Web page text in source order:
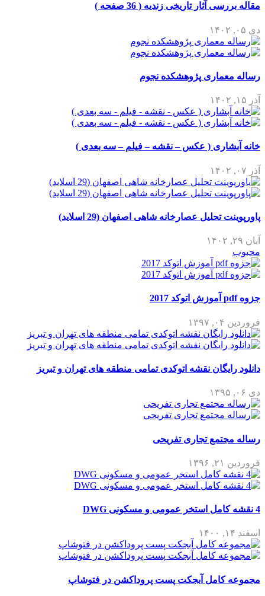
مقاله بررسی آثار تاریخی زندیه ( 36 صفحه )
دی ۰۵, ۱۴۰۲
رساله معماری پژوهشکده نجوم
آذر ۱۵, ۱۴۰۲
خانه آبشاری ( عکس – نقشه – فیلم – سه بعدی )
آذر ۰۷, ۱۴۰۲
پاورپوینت تحلیل عصارخانه شاهی اصفهان (29 اسلاید)
آبان ۲۹, ۱۴۰۲
محبوب
جزوه pdf آموزش اتوکد 2017
فروردین ۰۴, ۱۳۹۷
دانلود رایگان نقشه اتوکدی تمامی منطقه های تهران و تبریز
دی ۰۶, ۱۳۹۵
رساله مجتمع تجاری تفریحی
فروردین ۲۱, ۱۳۹۶
4 نقشه کامل استخر عمومی و مسکونی DWG
اسفند ۱۴, ۱۴۰۰
مجموعه کامل آبجکت پست پروداکشن در فتوشاپ